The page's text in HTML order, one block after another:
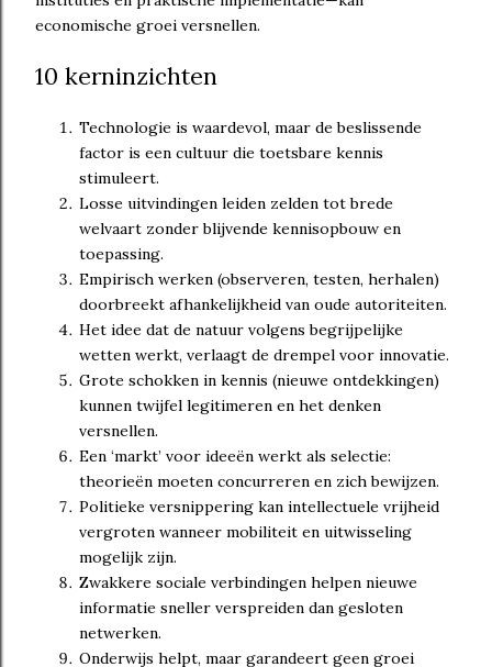
economische groei versnellen.
10 kerninzichten
Technologie is waardevol, maar de beslissende
factor is een cultuur die toetsbare kennis
stimuleert.
Losse uitvindingen leiden zelden tot brede
welvaart zonder blijvende kennisopbouw en
toepassing.
Empirisch werken (observeren, testen, herhalen)
doorbreekt afhankelijkheid van oude autoriteiten.
Het idee dat de natuur volgens begrijpelijke
wetten werkt, verlaagt de drempel voor innovatie.
Grote schokken in kennis (nieuwe ontdekkingen)
kunnen twijfel legitimeren en het denken
versnellen.
Een ‘markt’ voor ideeën werkt als selectie:
theorieën moeten concurreren en zich bewijzen.
Politieke versnippering kan intellectuele vrijheid
vergroten wanneer mobiliteit en uitwisseling
mogelijk zijn.
Zwakkere sociale verbindingen helpen nieuwe
informatie sneller verspreiden dan gesloten
netwerken.
Onderwijs helpt, maar garandeert geen groei